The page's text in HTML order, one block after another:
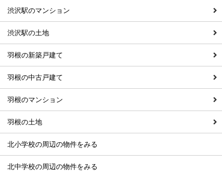
渋沢駅のマンション
渋沢駅の土地
羽根の新築戸建て
羽根の中古戸建て
羽根のマンション
羽根の土地
北小学校の周辺の物件をみる
北中学校の周辺の物件をみる